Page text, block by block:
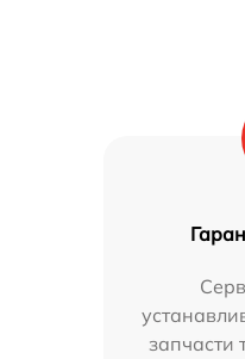
запчасти